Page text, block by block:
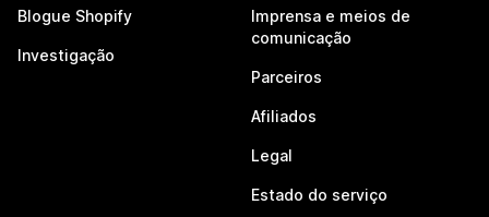
Blogue Shopify
Investigação
Imprensa e meios de
comunicação
Parceiros
Afiliados
Legal
Estado do serviço